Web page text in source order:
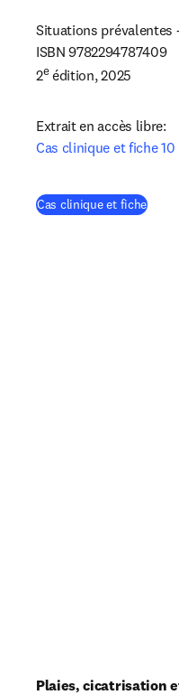
Situations prévalentes
ISBN 9782294787409
2e édition, 2025
Cas clinique et fiche 10
Cas clinique et fiche(
Plaies, cicatrisation